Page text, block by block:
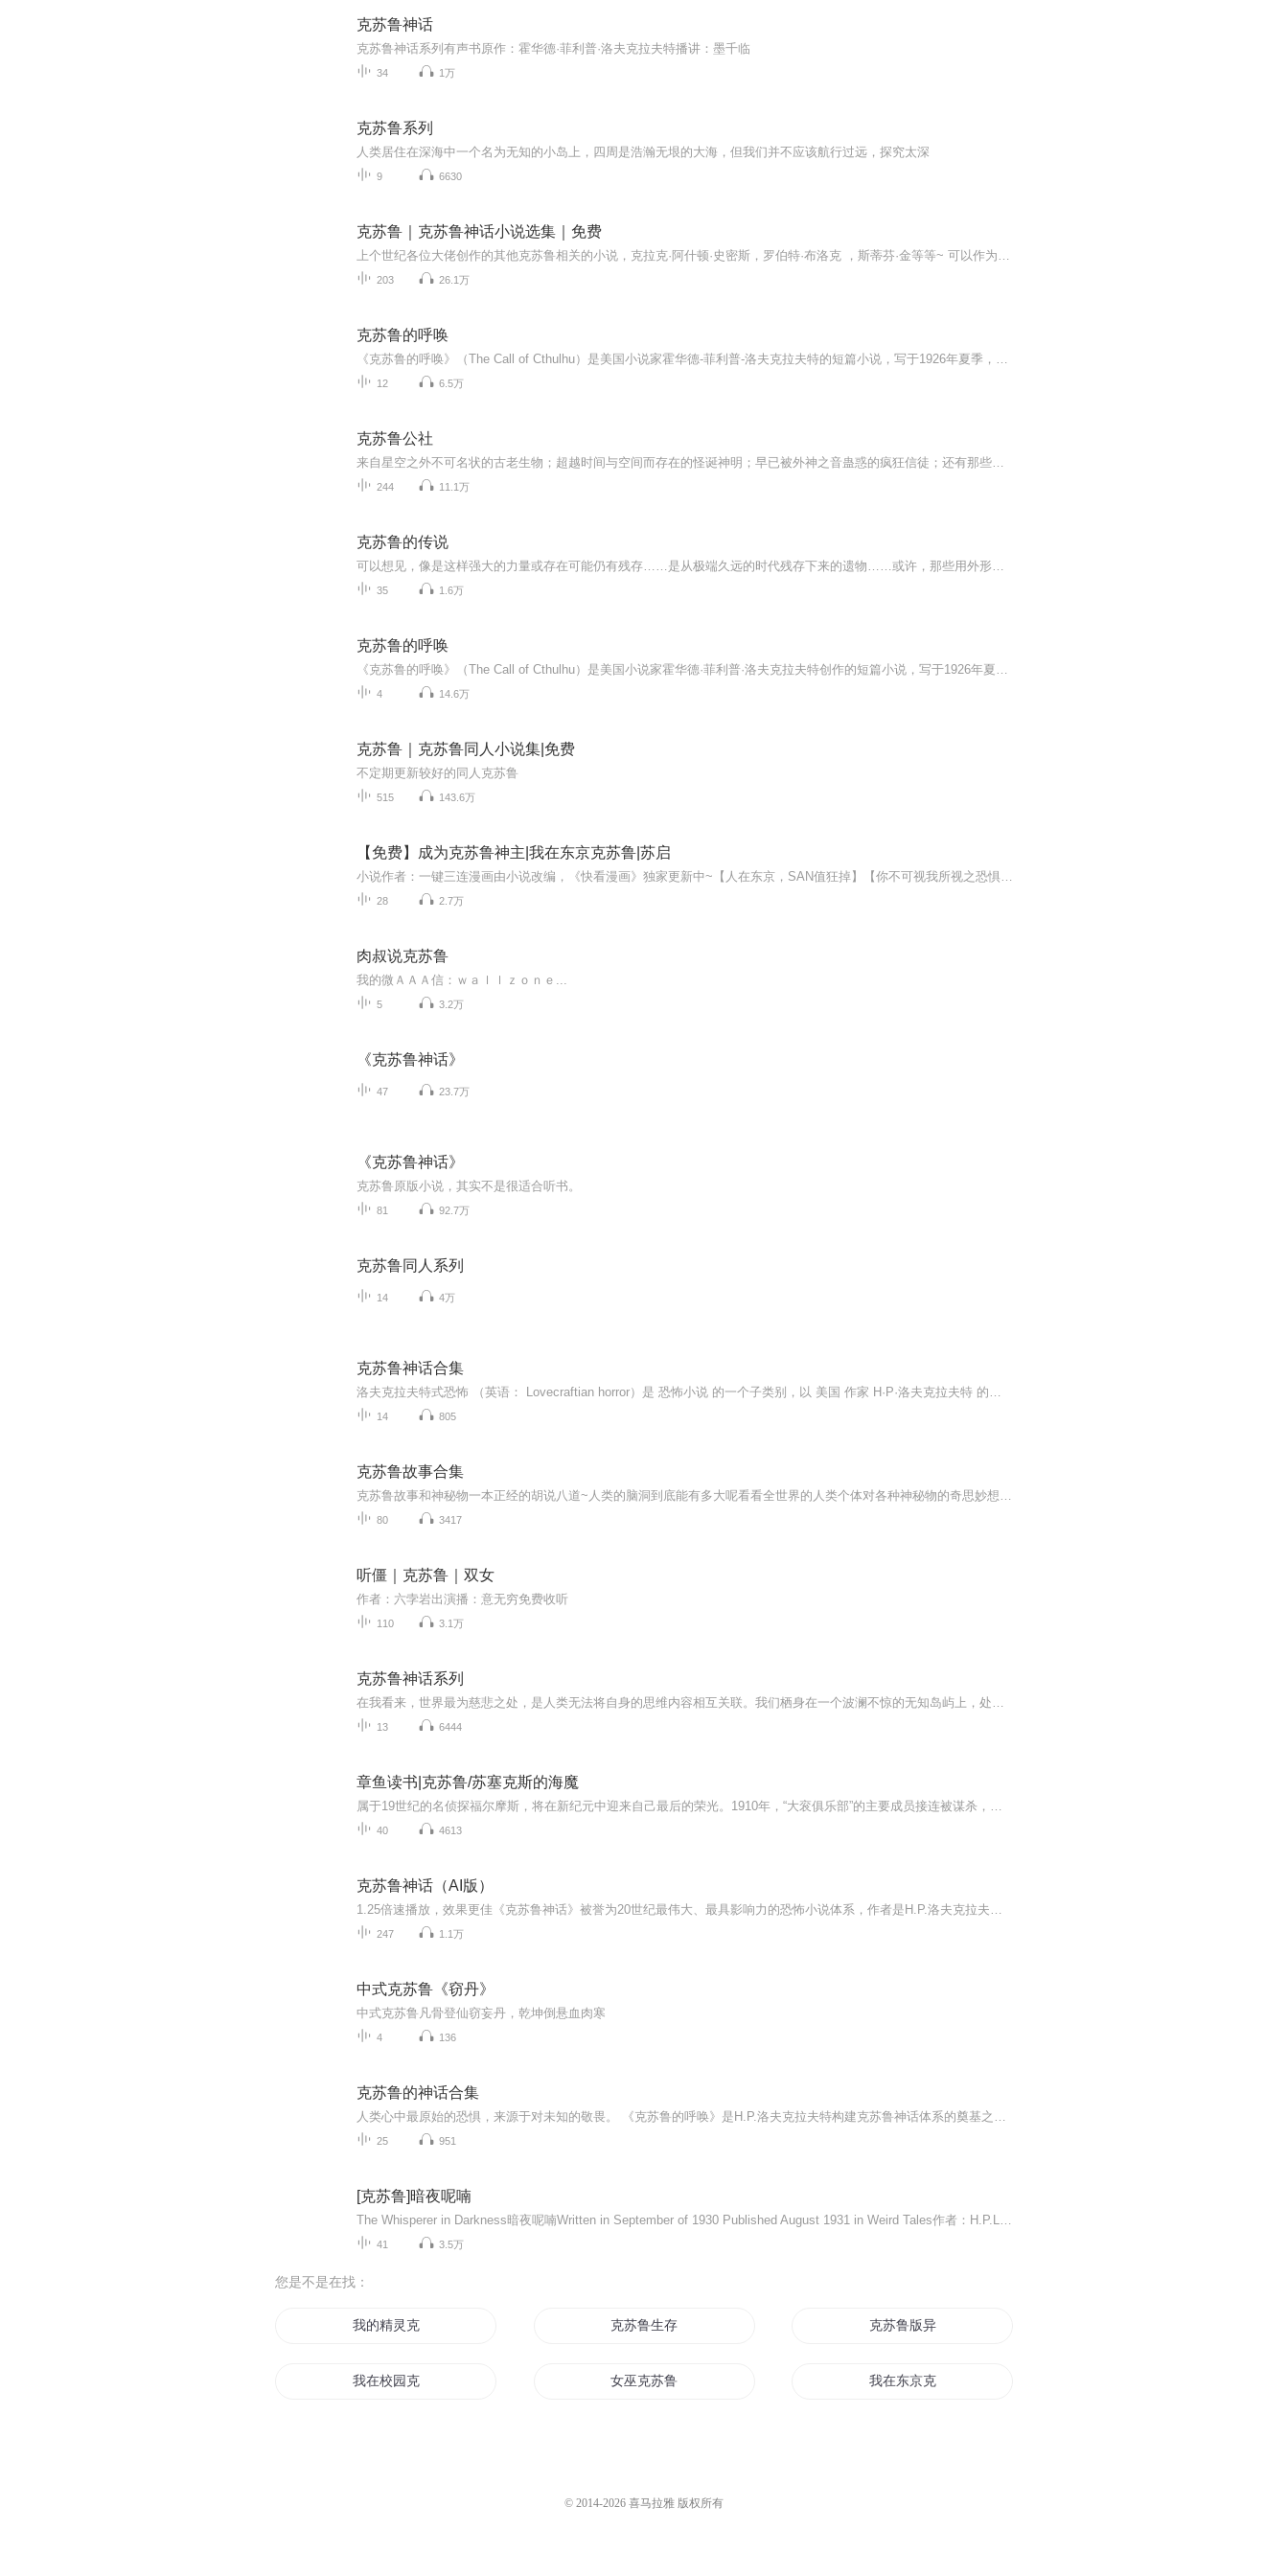
克苏鲁神话
克苏鲁神话系列有声书原作：霍华德·菲利普·洛夫克拉夫特播讲：墨千临
34 1万
克苏鲁系列
人类居住在深海中一个名为无知的小岛上，四周是浩瀚无垠的大海，但我们并不应该航行过远，探究太深
9 6630
克苏鲁｜克苏鲁神话小说选集｜免费
上个世纪各位大佬创作的其他克苏鲁相关的小说，克拉克·阿什顿·史密斯，罗伯特·布洛克 ，斯蒂芬·金等等~ 可以作为爱手艺大神的小说延伸进行收听，也可以作为单独小说进行收听。 上世纪国外写作风格，所以比较的晦涩，拗口，希望您能喜欢~ 为练习渣作，大家凑合着听，也欢迎喜欢克苏鲁的小伙伴们与主播私信互动~...
203 26.1万
克苏鲁的呼唤
《克苏鲁的呼唤》（The Call of Cthulhu）是美国小说家霍华德-菲利普-洛夫克拉夫特的短篇小说，写于1926年夏季，1928年2月在小说杂志《诡丽幻谭》上发表。故事由主人公开始追查一个奇异的艺术品，并由此发现隐藏在背后的神秘存在与未知深渊。
12 6.5万
克苏鲁公社
来自星空之外不可名状的古老生物；超越时间与空间而存在的怪诞神明；早已被外神之音蛊惑的疯狂信徒；还有那些隐藏于黑暗中，窥探着你的疯狂的目光；欢迎来到克苏鲁公社，我们邀请你一同寻找和见证，这些雄伟、神秘而又恐怖的存在友情提示：当你凝望克苏鲁...
244 11.1万
克苏鲁的传说
可以想见，像是这样强大的力量或存在可能仍有残存……是从极端久远的时代残存下来的遗物……或许，那些用外形与模样所表达的理念早在高等人类崛起之前就已经消失了……仅仅有诗歌与传说捕捉到了一些飘荡着的、有关它们模样的记忆，并将它们称作神、怪物以...
35 1.6万
克苏鲁的呼唤
《克苏鲁的呼唤》（The Call of Cthulhu）是美国小说家霍华德·菲利普·洛夫克拉夫特创作的短篇小说，写于1926年夏季，1928年2月在小说杂志《诡丽幻谭》上发表。小说讲述了主人公开始追查一个奇异的艺术品，并由此发现隐藏在背后的神秘存在与恐怖秘密。该...
4 14.6万
克苏鲁｜克苏鲁同人小说集|免费
不定期更新较好的同人克苏鲁
515 143.6万
【免费】成为克苏鲁神主|我在东京克苏鲁|苏启
小说作者：一键三连漫画由小说改编，《快看漫画》独家更新中~【人在东京，SAN值狂掉】【你不可视我所视之恐惧】苏启，社交大师。车祸身亡，重生东京。这是一个深海与锚定的世界。神秘学，疯狂克苏鲁，客观唯心主义，群体思维，大众心理学。。。
28 2.7万
肉叔说克苏鲁
我的微ＡＡＡ信：ｗａｌｌｚｏｎｅ...
5 3.2万
《克苏鲁神话》
47 23.7万
《克苏鲁神话》
克苏鲁原版小说，其实不是很适合听书。
81 92.7万
克苏鲁同人系列
14 4万
克苏鲁神话合集
洛夫克拉夫特式恐怖 （英语： Lovecraftian horror）是 恐怖小说 的一个子类别，以 美国 作家 H·P·洛夫克拉夫特 的名字命名，其著重强调未知的宇宙恐怖，而非血腥或其他惊吓元素。 洛夫克拉夫特的作品强调 宇宙主义 哲学，认为正常表面掩饰下的潜在现实...
14 805
克苏鲁故事合集
克苏鲁故事和神秘物一本正经的胡说八道~人类的脑洞到底能有多大呢看看全世界的人类个体对各种神秘物的奇思妙想吧~——“洛夫克拉夫特”如是说
80 3417
听僵｜克苏鲁｜双女
作者：六孛岩出演播：意无穷免费收听
110 3.1万
克苏鲁神话系列
在我看来，世界最为慈悲之处，是人类无法将自身的思维内容相互关联。我们栖身在一个波澜不惊的无知岛屿上，处于一片浩瀚无尽的黑色汪洋中，但这并不意味着我们就该为此远航。迄今为止，各门自然学科的纵深发展尚未对世界酿成灾祸；然而在不久的将来，孤立学科的只是最终会拼凑整合为一体，并将开辟出一番关于现实世界的恐怖景象，人类的地位也将岌岌可危。到那时，我们要么是被逼得发了疯，要么是逃跑，逃离光明，逃往一个新的黑暗时代去寻求和平与安全。——H·P洛夫克拉夫特 《克...
13 6444
章鱼读书|克苏鲁/苏塞克斯的海魔
属于19世纪的名侦探福尔摩斯，将在新纪元中迎来自己最后的荣光。1910年，“大衮俱乐部”的主要成员接连被谋杀，其中包括福尔摩斯的哥哥麦考夫，尸体面目全非。福尔摩斯和华生追踪线索，发现线索最终指向了某个邪恶传说——苏塞克斯的海魔。不仅如此，整个...
40 4613
克苏鲁神话（AI版）
1.25倍速播放，效果更佳《克苏鲁神话》被誉为20世纪最伟大、最具影响力的恐怖小说体系，作者是H.P.洛夫克拉夫特——或者“爱手艺”。假设你的脚边有一只蚂蚁在爬，你不会在意有没有踩死它，因为它太渺小了，是死还是活，对你来说没有分毫影响。在“克苏鲁神话”中描述的远古邪神的眼中，人类就是那只蚂蚁。洛夫克拉夫特所倡导的“宇宙主义”，即人类远非世界的主宰者，在尚未探索的未知宇宙中，隐藏着超乎想象、不可名状的恐怖真相，只是见上一眼就能让人陷入疯狂或者死亡。正如作者本人所述：“人类最古老...
247 1.1万
中式克苏鲁《窃丹》
中式克苏鲁凡骨登仙窃妄丹，乾坤倒悬血肉寒
4 136
克苏鲁的神话合集
人类心中最原始的恐惧，来源于对未知的敬畏。 《克苏鲁的呼唤》是H.P.洛夫克拉夫特构建克苏鲁神话体系的奠基之作，开创独树一帜的宇宙恐怖文学。故事始于一尊诡异雕像、一份遗留手稿，调查者顺着散落的线索走访各地，接触隐秘邪教、亲历深海奇遇，一步步...
25 951
[克苏鲁]暗夜呢喃
The Whisperer in Darkness暗夜呢喃Written in September of 1930 Published August 1931 in Weird Tales作者：H.P.Lovecraft笨拙的译者：竹子
41 3.5万
您是不是在找：
我的精灵克苏鲁 克苏鲁生存指南 克苏鲁版异人传
我在校园克苏鲁 女巫克苏鲁与太太我 我在东京克苏鲁
© 2014-2026 喜马拉雅 版权所有